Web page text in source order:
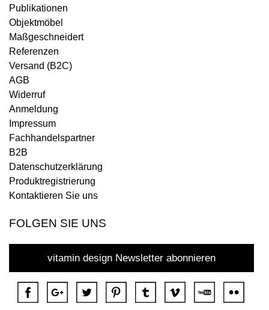
Publikationen
Objektmöbel
Maßgeschneidert
Referenzen
Versand (B2C)
AGB
Widerruf
Anmeldung
Impressum
Fachhandelspartner
B2B
Datenschutzerklärung
Produktregistrierung
Kontaktieren Sie uns
FOLGEN SIE UNS
vitamin design Newsletter abonnieren